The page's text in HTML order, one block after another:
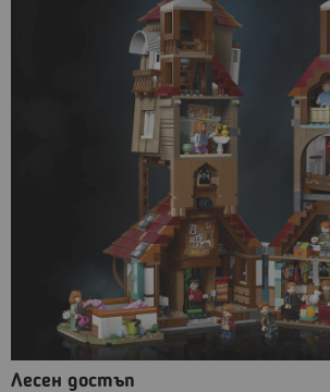
Лесен достъп